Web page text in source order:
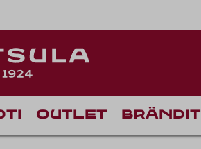
Outlet Brändit